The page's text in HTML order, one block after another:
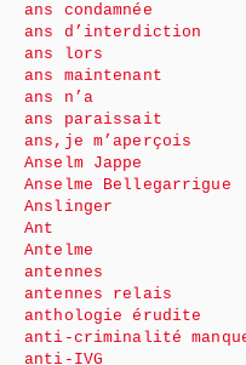
ans condamnée
ans d’interdiction
ans lors
ans maintenant
ans n’a
ans paraissait
ans,je m’aperçois
Anselm Jappe
Anselme Bellegarrigue
Anslinger
Ant
Antelme
antennes
antennes relais
anthologie érudite
anti-criminalité
anti-IVG